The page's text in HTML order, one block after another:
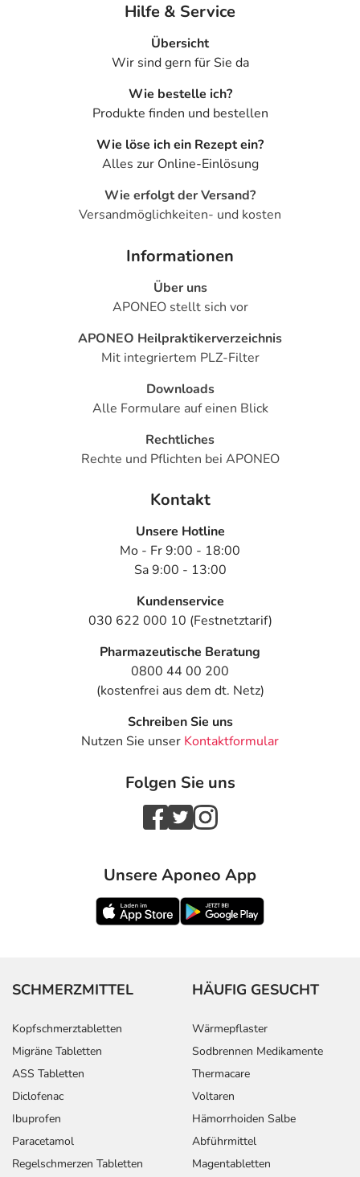
Hilfe & Service
Übersicht
Wir sind gern für Sie da
Wie bestelle ich?
Produkte finden und bestellen
Wie löse ich ein Rezept ein?
Alles zur Online-Einlösung
Wie erfolgt der Versand?
Versandmöglichkeiten- und kosten
Informationen
Über uns
APONEO stellt sich vor
APONEO Heilpraktikerverzeichnis
Mit integriertem PLZ-Filter
Downloads
Alle Formulare auf einen Blick
Rechtliches
Rechte und Pflichten bei APONEO
Kontakt
Unsere Hotline
Mo - Fr 9:00 - 18:00
Sa 9:00 - 13:00
Kundenservice
030 622 000 10 (Festnetztarif)
Pharmazeutische Beratung
0800 44 00 200
(kostenfrei aus dem dt. Netz)
Schreiben Sie uns
Nutzen Sie unser Kontaktformular
Folgen Sie uns
Unsere Aponeo App
SCHMERZMITTEL
Kopfschmerztabletten
Migräne Tabletten
ASS Tabletten
Diclofenac
Ibuprofen
Paracetamol
Regelschmerzen Tabletten
HÄUFIG GESUCHT
Wärmepflaster
Sodbrennen Medikamente
Thermacare
Voltaren
Hämorrhoiden Salbe
Abführmittel
Magentabletten